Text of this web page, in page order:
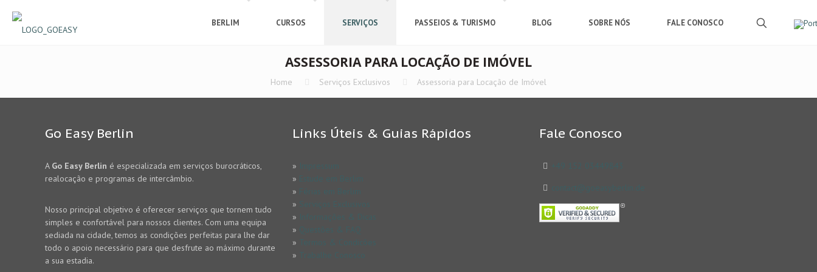
BERLIM CURSOS SERVIÇOS PASSEIOS & TURISMO BLOG SOBRE NÓS FALE CONOSCO
ASSESSORIA PARA LOCAÇÃO DE IMÓVEL
Home Serviços Exclusivos Assessoria para Locação de Imóvel
Go Easy Berlin
A Go Easy Berlin é especializada em serviços burocráticos,
realocação e programas de intercâmbio.
Nosso principal objetivo é oferecer serviços que tornem tudo
simples e confortável para nossos clientes. Com uma equipa
sediada na cidade, temos as condições perfeitas para lhe dar
todo o apoio necessário para que desfrute ao máximo durante
a sua estadia.
Links Úteis & Guias Rápidos
»
»
»
»
»
»
»
»
Fale Conosco